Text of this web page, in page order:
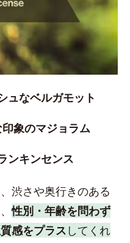
ュなベルガモット
象のマジョラム
ンキンセンス
渋さや奥行きのある
性別・年齢を問わず
感をプラス してくれ